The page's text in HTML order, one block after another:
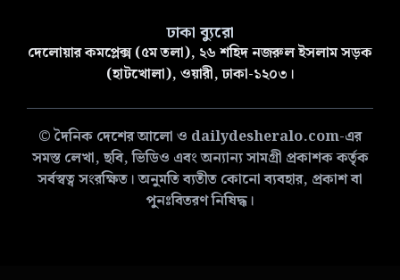
ঢাকা ব্যুরো
দেলোয়ার কমপ্লেক্স (৫ম তলা), ২৬ শহিদ নজরুল ইসলাম সড়ক
(হাটখোলা), ওয়ারী, ঢাকা-১২০৩।
© দৈনিক দেশের আলো ও dailydesheralo.com-এর
সমস্ত লেখা, ছবি, ভিডিও এবং অন্যান্য সামগ্রী প্রকাশক কর্তৃক
সর্বস্বত্ব সংরক্ষিত। অনুমতি ব্যতীত কোনো ব্যবহার, প্রকাশ বা
পুনঃবিতরণ নিষিদ্ধ।